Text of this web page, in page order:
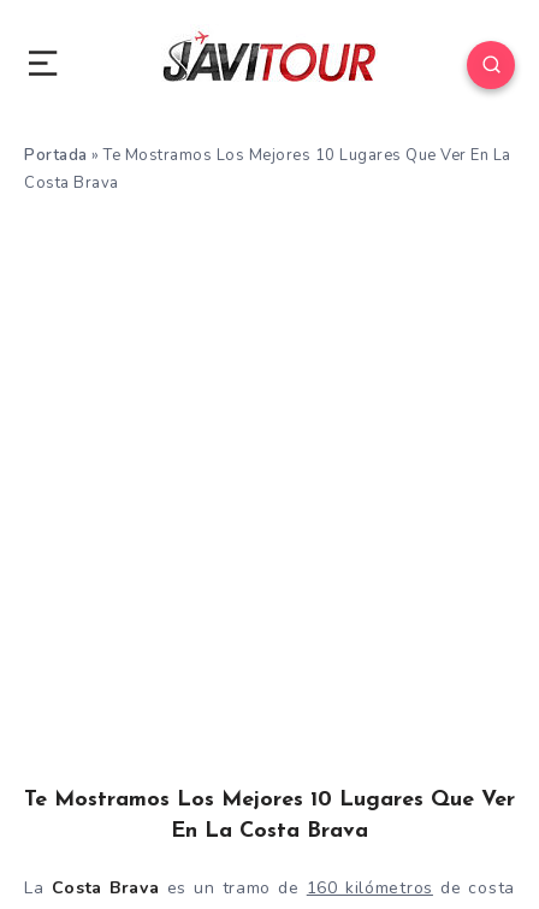
Portada »Te Mostramos Los Mejores 10 Lugares Que Ver En La
Costa Brava
Te Mostramos Los Mejores 10 Lugares Que Ver
En La Costa Brava
La Costa Brava es un tramo de 160 kilómetros de costa